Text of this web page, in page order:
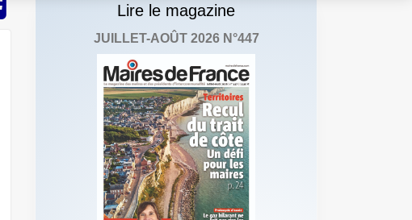
Lire le magazine
JUILLET-AOÛT 2026 N°447